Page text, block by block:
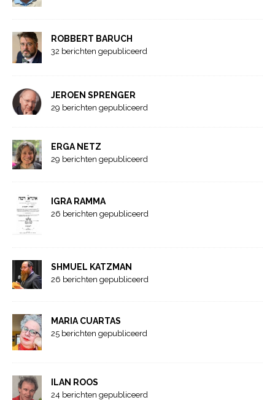
ROBBERT BARUCH
32 berichten gepubliceerd
JEROEN SPRENGER
29 berichten gepubliceerd
ERGA NETZ
29 berichten gepubliceerd
IGRA RAMMA
26 berichten gepubliceerd
SHMUEL KATZMAN
26 berichten gepubliceerd
MARIA CUARTAS
25 berichten gepubliceerd
ILAN ROOS
24 berichten gepubliceerd